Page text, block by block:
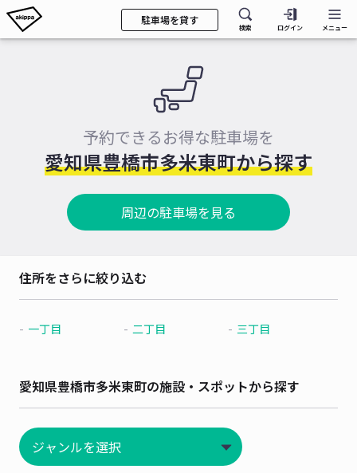
駐車場を貸す
検索 ログイン メニュー
予約できるお得な駐車場を
愛知県豊橋市多米東町から探す
周辺の駐車場を見る
住所をさらに絞り込む
一丁目 二丁目 三丁目
愛知県豊橋市多米東町の施設・スポットから探す